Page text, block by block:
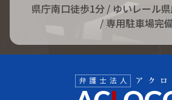
県庁南口徒歩1分/ ゆいレール
/ 専用駐車場完